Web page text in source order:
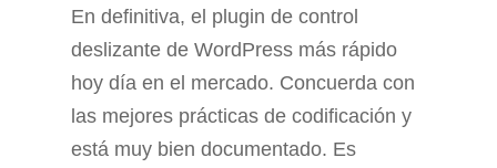
En definitiva, el plugin de control
deslizante de WordPress más rápido
hoy día en el mercado. Concuerda con
las mejores prácticas de codificación y
está muy bien documentado. Es